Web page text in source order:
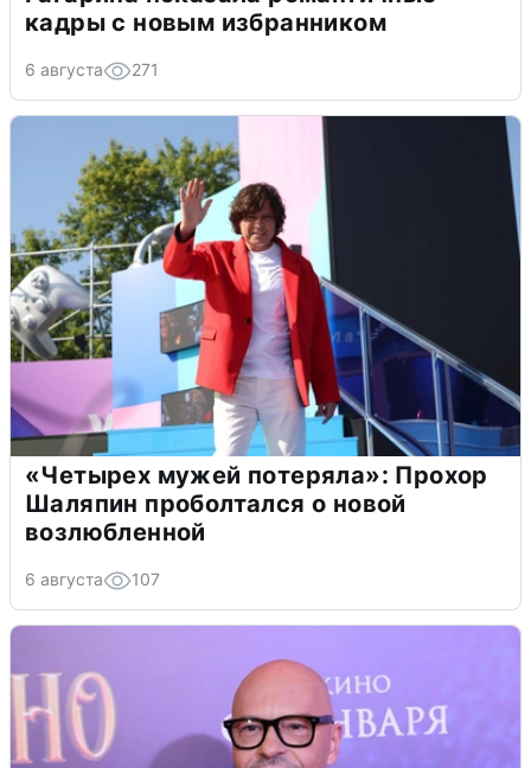
кадры с новым избранником
6 августа 271
«Четырех мужей потеряла»: Прохор
Шаляпин проболтался о новой
возлюбленной
6 августа 107